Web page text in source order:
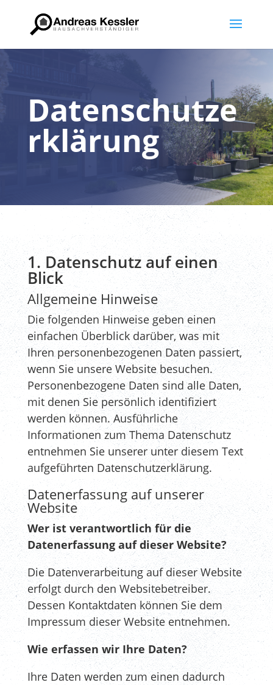
Datenschutze
rklärung
1. Datenschutz auf einen
Blick
Allgemeine Hinweise
Die folgenden Hinweise geben einen
einfachen Überblick darüber, was mit
Ihren personenbezogenen Daten passiert,
wenn Sie unsere Website besuchen.
Personenbezogene Daten sind alle Daten,
mit denen Sie persönlich identifiziert
werden können. Ausführliche
Informationen zum Thema Datenschutz
entnehmen Sie unserer unter diesem Text
aufgeführten Datenschutzerklärung.
Datenerfassung auf unserer
Website
Wer ist verantwortlich für die
Datenerfassung auf dieser Website?
Die Datenverarbeitung auf dieser Website
erfolgt durch den Websitebetreiber.
Dessen Kontaktdaten können Sie dem
Impressum dieser Website entnehmen.
Wie erfassen wir Ihre Daten?
Ihre Daten werden zum einen dadurch